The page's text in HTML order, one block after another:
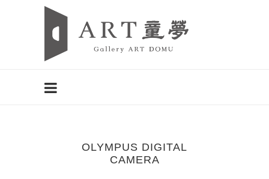
OLYMPUS DIGITAL
CAMERA